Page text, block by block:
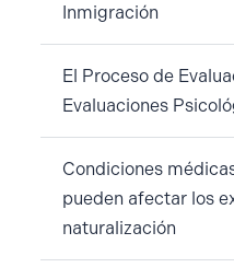
Inmigración
El Proceso de
Evaluaciones
Condiciones
pueden afectar los
naturalización